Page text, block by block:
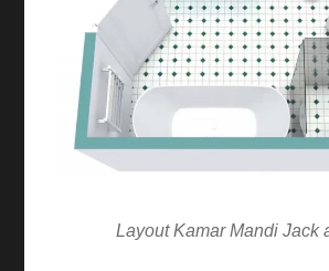
Layout Kamar Mandi Jack